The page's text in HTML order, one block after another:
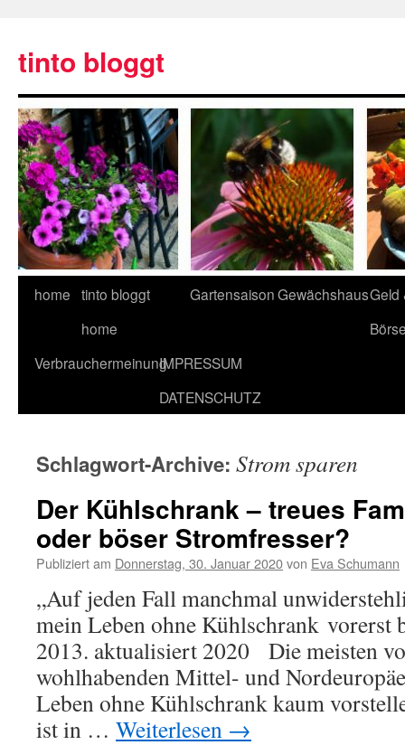
tinto bloggt
home tinto bloggt
home
GartensaisonGewächshausGeld
VerbrauchermeinungIMPRESSUM
DATENSCHUTZ
Schlagwort-Archive: Strom sparen
Der Kühlschrank – treues
oder böser Stromfresser?
Publiziert am Donnerstag, 30. Januar 2020von Eva Schumann
„Auf jeden Fall manchmal
mein Leben ohne Kühlschrank vorerst
2013. aktualisiert 2020 Die meisten
wohlhabenden Mittel- und
Leben ohne Kühlschrank kaum
ist in … Weiterlesen →